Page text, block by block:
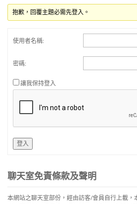
抱歉，回覆主題必需先登入。
使用者名稱:
密碼:
讓我保持登入
登入
聊天室免責條款及聲明
本網站之聊天室部份，經由訪客/會員自行上載，